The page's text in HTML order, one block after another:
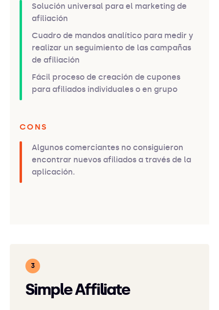
Solución universal para el marketing de
afiliación
Cuadro de mandos analítico para medir y
realizar un seguimiento de las campañas
de afiliación
Fácil proceso de creación de cupones
para afiliados individuales o en grupo
CONS
Algunos comerciantes no consiguieron
encontrar nuevos afiliados a través de la
aplicación.
Simple Affiliate